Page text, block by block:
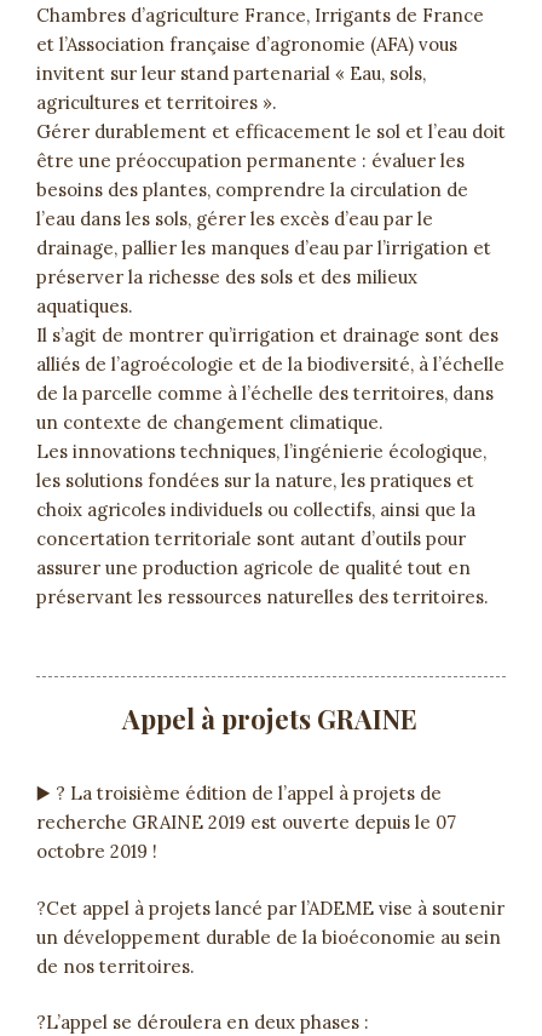
Chambres d’agriculture France, Irrigants de France
et l’Association française d’agronomie (AFA) vous
invitent sur leur stand partenarial « Eau, sols,
agricultures et territoires ».
Gérer durablement et efficacement le sol et l’eau doit
être une préoccupation permanente : évaluer les
besoins des plantes, comprendre la circulation de
l’eau dans les sols, gérer les excès d’eau par le
drainage, pallier les manques d’eau par l’irrigation et
préserver la richesse des sols et des milieux
aquatiques.
Il s’agit de montrer qu’irrigation et drainage sont des
alliés de l’agroécologie et de la biodiversité, à l’échelle
de la parcelle comme à l’échelle des territoires, dans
un contexte de changement climatique.
Les innovations techniques, l’ingénierie écologique,
les solutions fondées sur la nature, les pratiques et
choix agricoles individuels ou collectifs, ainsi que la
concertation territoriale sont autant d’outils pour
assurer une production agricole de qualité tout en
préservant les ressources naturelles des territoires.
Appel à projets GRAINE
▶️ ? La troisième édition de l’appel à projets de
recherche GRAINE 2019 est ouverte depuis le 07
octobre 2019 !
?Cet appel à projets lancé par l’ADEME vise à soutenir
un développement durable de la bioéconomie au sein
de nos territoires.
?L’appel se déroulera en deux phases :